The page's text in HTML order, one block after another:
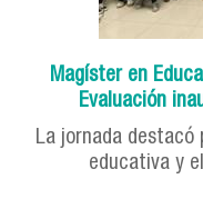
Magíster en
Evaluación
La jornada destacó
educativa y